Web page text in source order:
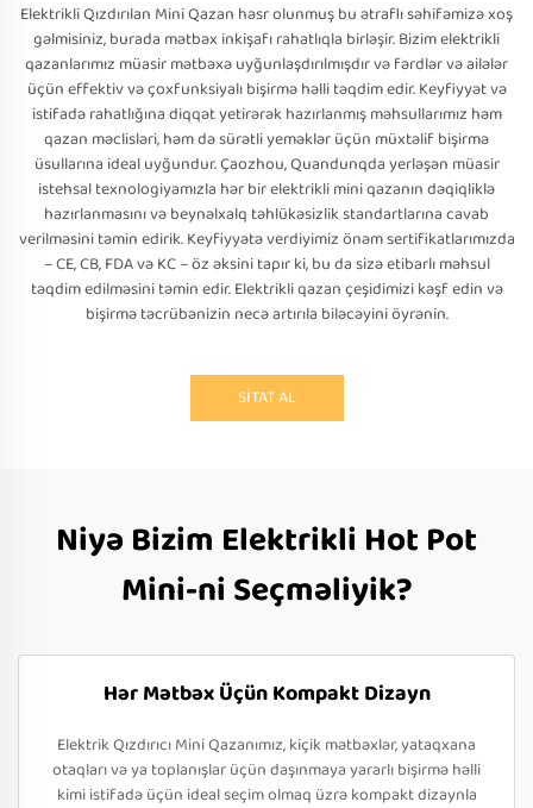
Elektrikli Qızdırılan Mini Qazan həsr olunmuş bu ətraflı səhifəmizə xoş
gəlmisiniz, burada mətbəx inkişafı rahatlıqla birləşir. Bizim elektrikli
qazanlarımız müasir mətbəxə uyğunlaşdırılmışdır və fərdlər və ailələr
üçün effektiv və çoxfunksiyalı bişirmə həlli təqdim edir. Keyfiyyət və
istifadə rahatlığına diqqət yetirərək hazırlanmış məhsullarımız həm
qazan məclisləri, həm də sürətli yeməklər üçün müxtəlif bişirmə
üsullarına ideal uyğundur. Çaozhou, Quandunqda yerləşən müasir
istehsal texnologiyamızla hər bir elektrikli mini qazanın dəqiqliklə
hazırlanmasını və beynəlxalq təhlükəsizlik standartlarına cavab
verilməsini təmin edirik. Keyfiyyətə verdiyimiz önəm sertifikatlarımızda
– CE, CB, FDA və KC – öz əksini tapır ki, bu da sizə etibarlı məhsul
təqdim edilməsini təmin edir. Elektrikli qazan çeşidimizi kəşf edin və
bişirmə təcrübənizin necə artırıla biləcəyini öyrənin.
SİTAT AL
Niyə Bizim Elektrikli Hot Pot
Mini-ni Seçməliyik?
Hər Mətbəx Üçün Kompakt Dizayn
Elektrik Qızdırıcı Mini Qazanımız, kiçik mətbəxlər, yataqxana
otaqları və ya toplanışlar üçün daşınmaya yararlı bişirmə həlli
kimi istifadə üçün ideal seçim olmaq üzrə kompakt dizaynla